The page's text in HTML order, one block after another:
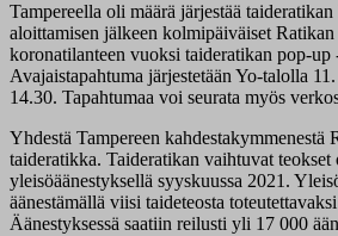
Tampereella oli määrä järjestää
aloittamisen jälkeen kolmipäiväiset Ratikan
koronatilanteen vuoksi taideratikan pop-up
Avajaistapahtuma järjestetään Yo-talolla
14.30. Tapahtumaa voi seurata myös
Yhdestä Tampereen kahdestakymmenestä
taideratikka. Taideratikan vaihtuvat teokset
yleisöäänestyksellä syyskuussa 2021.
äänestämällä viisi taideteosta
Äänestyksessä saatiin reilusti yli 17 000